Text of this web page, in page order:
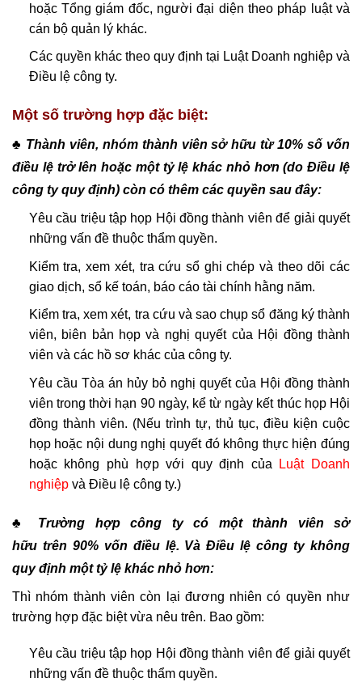
hoặc Tổng giám đốc, người đại diện theo pháp luật và
cán bộ quản lý khác.
Các quyền khác theo quy định tại Luật Doanh nghiệp và
Điều lệ công ty.
Một số trường hợp đặc biệt:
♣ Thành viên, nhóm thành viên sở hữu từ 10% số vốn
điều lệ trở lên hoặc một tỷ lệ khác nhỏ hơn (do Điều lệ
công ty quy định) còn có thêm các quyền sau đây:
Yêu cầu triệu tập họp Hội đồng thành viên để giải quyết
những vấn đề thuộc thẩm quyền.
Kiểm tra, xem xét, tra cứu sổ ghi chép và theo dõi các
giao dịch, sổ kế toán, báo cáo tài chính hằng năm.
Kiểm tra, xem xét, tra cứu và sao chụp sổ đăng ký thành
viên, biên bản họp và nghị quyết của Hội đồng thành
viên và các hồ sơ khác của công ty.
Yêu cầu Tòa án hủy bỏ nghị quyết của Hội đồng thành
viên trong thời hạn 90 ngày, kể từ ngày kết thúc họp Hội
đồng thành viên. (Nếu trình tự, thủ tục, điều kiện cuộc
họp hoặc nội dung nghị quyết đó không thực hiện đúng
hoặc không phù hợp với quy định của
Luật Doanh
nghiệpvà Điều lệ công ty.)
♣ Trường hợp công ty có một thành viên sở
hữu trên 90% vốn điều lệ. Và Điều lệ công ty không
quy định một tỷ lệ khác nhỏ hơn:
Thì nhóm thành viên còn lại đương nhiên có quyền như
trường hợp đặc biệt vừa nêu trên. Bao gồm:
Yêu cầu triệu tập họp Hội đồng thành viên để giải quyết
những vấn đề thuộc thẩm quyền.